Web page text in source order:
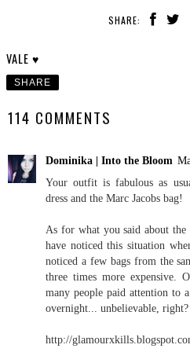
SHARE:
VALE ♥
SHARE
114 COMMENTS
Dominika | Into the Bloom
Your outfit is fabulous as
dress and the Marc Jacobs bag!
As for what you said about
have noticed this situation
noticed a few bags from the
three times more expensive.
many people paid attention to
overnight... unbelievable, right?
http://